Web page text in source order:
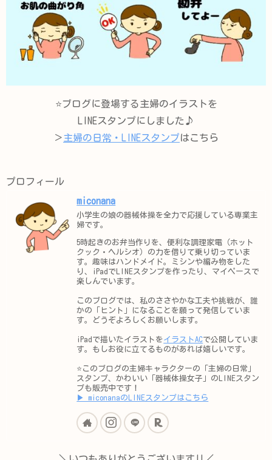
⭐️ブログに登場する主婦のイラストを
LINEスタンプにしました♪
＞主婦の日常・LINEスタンプはこちら
プロフィール
miconana
小学生の娘の器械体操を全力で応援している専業主
婦です。
5時起きのお弁当作りを、便利な調理家電（ホット
クック・ヘルシオ）の力を借りて乗り切っていま
す。趣味はハンドメイド。ミシンや編み物をした
り、iPadでLINEスタンプを作ったり、マイペースで
楽しんでいます。
このブログでは、私のささやかな工夫や挑戦が、誰
かの「ヒント」になることを願って発信していま
す。どうぞよろしくお願いします。
iPadで描いたイラストをイラストACで公開していま
す。もしお役に立てるものがあれば嬉しいです。
⭐️このブログの主婦キャラクターの「主婦の日常」
スタンプ、かわいい「器械体操女子」のLINEスタン
プも販売中です！
▶︎ miconanaのLINEスタンプはこちら